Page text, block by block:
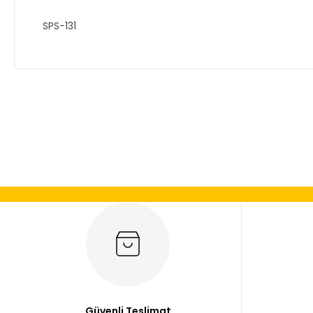
SPS-131
Ürün bilgilerinde hatalar bulunuyor.
Bu ürüne benzer farklı alternatifler olmalı.